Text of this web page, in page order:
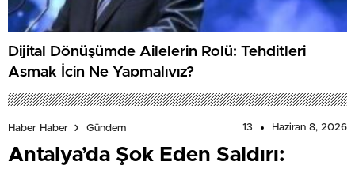
Dijital Dönüşümde Ailelerin Rolü: Tehditleri
Aşmak İçin Ne Yapmalıyız?
Haber Haber Gündem 13 Haziran 8, 2026
Antalya’da Şok Eden Saldırı: